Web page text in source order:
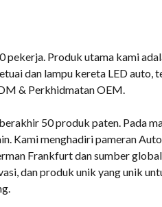
Produk utama kami
dan lampu kereta LED auto,
& Perkhidmatan OEM.
50 produk paten. Pada
Kami menghadiri pameran
Frankfurt dan sumber
dan produk unik yang unik